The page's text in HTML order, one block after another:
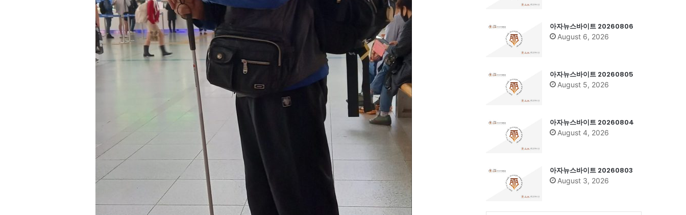
아자뉴스바이트 20260806
August 6, 2026
아자뉴스바이트 20260805
August 5, 2026
아자뉴스바이트 20260804
August 4, 2026
아자뉴스바이트 20260803
August 3, 2026